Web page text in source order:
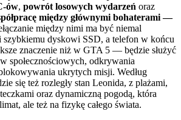
ów, powrót losowych wydarzeń oraz
między głównymi bohaterami —
między nimi ma być niemal
szybkiemu dyskowi SSD, a telefon w końcu
znaczenie niż w GTA 5 — będzie służyć
społecznościowych, odkrywania
ukrytych misji. Według
się też rozległy stan Leonida, z plażami,
oraz dynamiczną pogodą, która
ale też na fizykę całego świata.